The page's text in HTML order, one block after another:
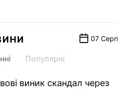
07
Популярні
виник скандал через